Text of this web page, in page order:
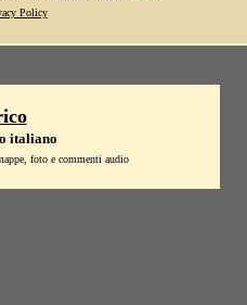
Policy
italiano
foto e commenti audio